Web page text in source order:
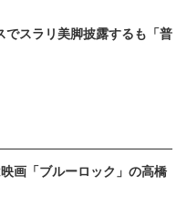
でスラリ美脚披露するも「普
画「ブルーロック」の高橋